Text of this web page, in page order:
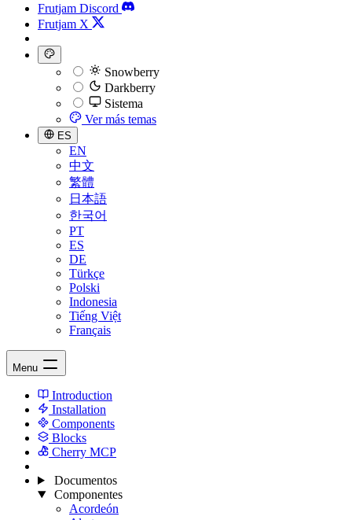
Frutjam Discord
Frutjam X
Snowberry
Darkberry
Sistema
Ver más temas
ES
EN
中文
繁體
日本語
한국어
PT
ES
DE
Türkçe
Polski
Indonesia
Tiếng Việt
Français
Menu
Introduction
Installation
Components
Blocks
Cherry MCP
Documentos
Componentes
Acordeón